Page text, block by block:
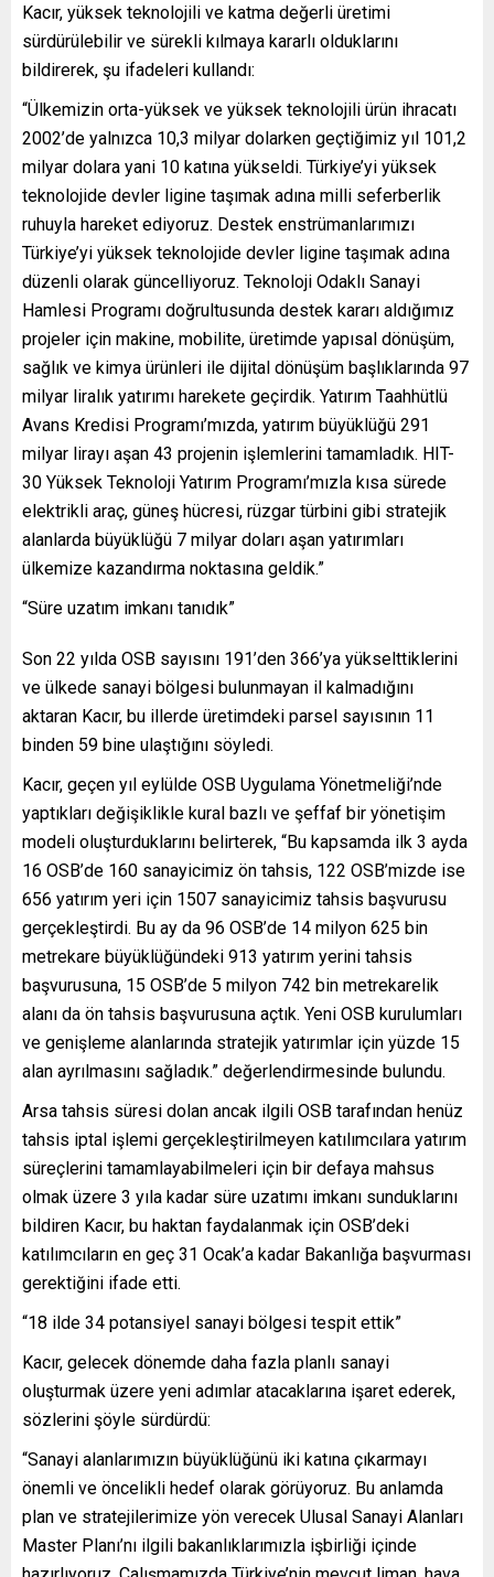
Kacır, yüksek teknolojili ve katma değerli üretimi
sürdürülebilir ve sürekli kılmaya kararlı olduklarını
bildirerek, şu ifadeleri kullandı:
“Ülkemizin orta-yüksek ve yüksek teknolojili ürün ihracatı
2002’de yalnızca 10,3 milyar dolarken geçtiğimiz yıl 101,2
milyar dolara yani 10 katına yükseldi. Türkiye’yi yüksek
teknolojide devler ligine taşımak adına milli seferberlik
ruhuyla hareket ediyoruz. Destek enstrümanlarımızı
Türkiye’yi yüksek teknolojide devler ligine taşımak adına
düzenli olarak güncelliyoruz. Teknoloji Odaklı Sanayi
Hamlesi Programı doğrultusunda destek kararı aldığımız
projeler için makine, mobilite, üretimde yapısal dönüşüm,
sağlık ve kimya ürünleri ile dijital dönüşüm başlıklarında 97
milyar liralık yatırımı harekete geçirdik. Yatırım Taahhütlü
Avans Kredisi Programı’mızda, yatırım büyüklüğü 291
milyar lirayı aşan 43 projenin işlemlerini tamamladık. HIT-
30 Yüksek Teknoloji Yatırım Programı’mızla kısa sürede
elektrikli araç, güneş hücresi, rüzgar türbini gibi stratejik
alanlarda büyüklüğü 7 milyar doları aşan yatırımları
ülkemize kazandırma noktasına geldik.”
“Süre uzatım imkanı tanıdık”
Son 22 yılda OSB sayısını 191’den 366’ya yükselttiklerini
ve ülkede sanayi bölgesi bulunmayan il kalmadığını
aktaran Kacır, bu illerde üretimdeki parsel sayısının 11
binden 59 bine ulaştığını söyledi.
Kacır, geçen yıl eylülde OSB Uygulama Yönetmeliği’nde
yaptıkları değişiklikle kural bazlı ve şeffaf bir yönetişim
modeli oluşturduklarını belirterek, “Bu kapsamda ilk 3 ayda
16 OSB’de 160 sanayicimiz ön tahsis, 122 OSB’mizde ise
656 yatırım yeri için 1507 sanayicimiz tahsis başvurusu
gerçekleştirdi. Bu ay da 96 OSB’de 14 milyon 625 bin
metrekare büyüklüğündeki 913 yatırım yerini tahsis
başvurusuna, 15 OSB’de 5 milyon 742 bin metrekarelik
alanı da ön tahsis başvurusuna açtık. Yeni OSB kurulumları
ve genişleme alanlarında stratejik yatırımlar için yüzde 15
alan ayrılmasını sağladık.” değerlendirmesinde bulundu.
Arsa tahsis süresi dolan ancak ilgili OSB tarafından henüz
tahsis iptal işlemi gerçekleştirilmeyen katılımcılara yatırım
süreçlerini tamamlayabilmeleri için bir defaya mahsus
olmak üzere 3 yıla kadar süre uzatımı imkanı sunduklarını
bildiren Kacır, bu haktan faydalanmak için OSB’deki
katılımcıların en geç 31 Ocak’a kadar Bakanlığa başvurması
gerektiğini ifade etti.
“18 ilde 34 potansiyel sanayi bölgesi tespit ettik”
Kacır, gelecek dönemde daha fazla planlı sanayi
oluşturmak üzere yeni adımlar atacaklarına işaret ederek,
sözlerini şöyle sürdürdü:
“Sanayi alanlarımızın büyüklüğünü iki katına çıkarmayı
önemli ve öncelikli hedef olarak görüyoruz. Bu anlamda
plan ve stratejilerimize yön verecek Ulusal Sanayi Alanları
Master Planı’nı ilgili bakanlıklarımızla işbirliği içinde